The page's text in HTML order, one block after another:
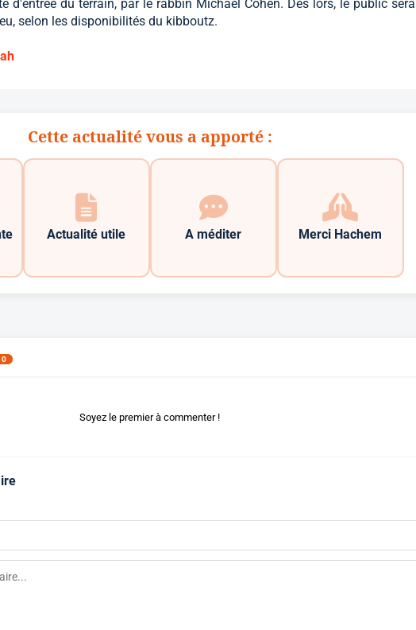
d'entrée du terrain, par le rabbin Michael Cohen. Dès lors, le public sera
selon les disponibilités du kibboutz.
Cette actualité vous a apporté :
Actualité utile A méditer Merci Hachem
0
Soyez le premier à commenter !